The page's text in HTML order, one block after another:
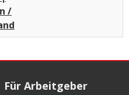
/
Für Arbeitgeber